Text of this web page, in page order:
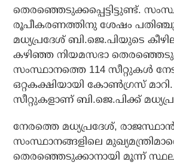
തെരഞ്ഞെടുക്കപ്പെട്ടിട്ടുണ്ട്.
രൂപീകരണത്തിനു ശേഷം പതിഞ്ചു
മധ്യപ്രദേശ് ബി.ജെ.പിയുടെ
കഴിഞ്ഞ നിയമസഭാ
സംസ്ഥാനത്തെ 114 സീറ്റുകള്‍
ഒറ്റകക്ഷിയായി കോണ്‍ഗ്രസ് മാറി.
സീറ്റുകളാണ് ബി.ജെ.പിക്ക്
നേരത്തെ മധ്യപ്രദേശ്,
സംസ്ഥാനങ്ങളിലെ
തെരഞ്ഞെടുക്കാനായി മൂന്ന്